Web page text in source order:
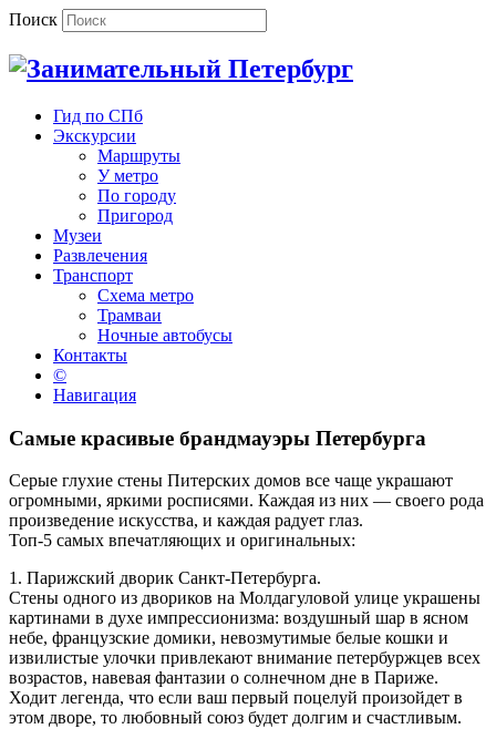
Поиск
Гид по СПб
Экскурсии
Маршруты
У метро
По городу
Пригород
Музеи
Развлечения
Транспорт
Схема метро
Трамваи
Ночные автобусы
Контакты
©
Навигация
Самые красивые брандмауэры Петербурга
Серые глухие стены Питерских домов все чаще украшают
огромными, яркими росписями. Каждая из них — своего рода
произведение искусства, и каждая радует глаз.
Топ-5 самых впечатляющих и оригинальных:
1. Парижский дворик Санкт-Петербурга.
Стены одного из двориков на Молдагуловой улице украшены
картинами в духе импрессионизма: воздушный шар в ясном
небе, французские домики, невозмутимые белые кошки и
извилистые улочки привлекают внимание петербуржцев всех
возрастов, навевая фантазии о солнечном дне в Париже.
Ходит легенда, что если ваш первый поцелуй произойдет в
этом дворе, то любовный союз будет долгим и счастливым.